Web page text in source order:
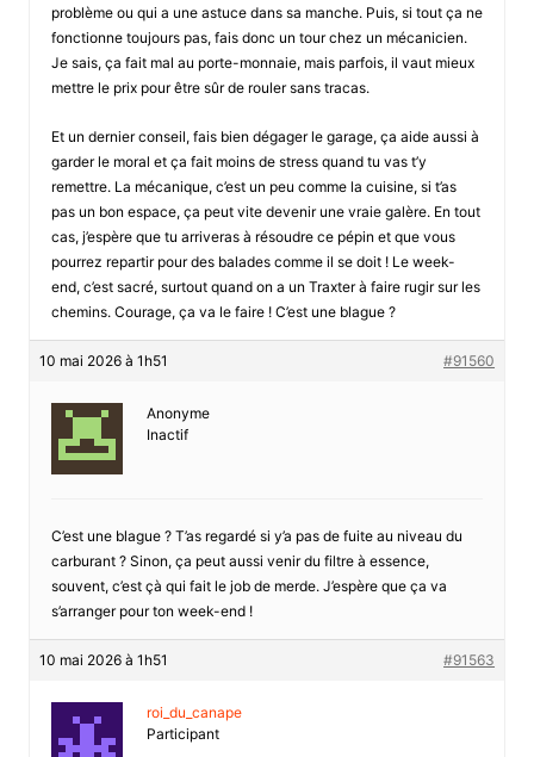
problème ou qui a une astuce dans sa manche. Puis, si tout ça ne
fonctionne toujours pas, fais donc un tour chez un mécanicien.
Je sais, ça fait mal au porte-monnaie, mais parfois, il vaut mieux
mettre le prix pour être sûr de rouler sans tracas.
Et un dernier conseil, fais bien dégager le garage, ça aide aussi à
garder le moral et ça fait moins de stress quand tu vas t’y
remettre. La mécanique, c’est un peu comme la cuisine, si t’as
pas un bon espace, ça peut vite devenir une vraie galère. En tout
cas, j’espère que tu arriveras à résoudre ce pépin et que vous
pourrez repartir pour des balades comme il se doit ! Le week-
end, c’est sacré, surtout quand on a un Traxter à faire rugir sur les
chemins. Courage, ça va le faire ! C’est une blague ?
10 mai 2026 à 1h51 #91560
Anonyme
Inactif
C’est une blague ? T’as regardé si y’a pas de fuite au niveau du
carburant ? Sinon, ça peut aussi venir du filtre à essence,
souvent, c’est çà qui fait le job de merde. J’espère que ça va
s’arranger pour ton week-end !
10 mai 2026 à 1h51 #91563
roi_du_canape
Participant